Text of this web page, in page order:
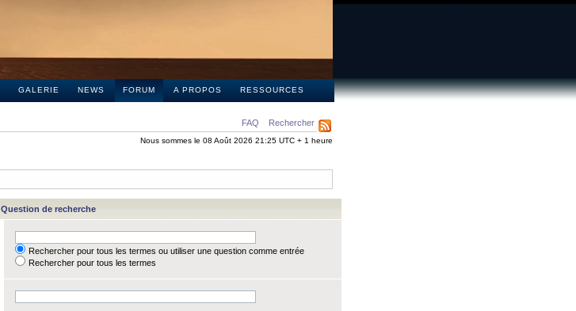
GALERIE NEWS FORUM A PROPOS RESSOURCES
FAQ Rechercher
Nous sommes le 08 Août 2026 21:25 UTC + 1 heure
Question de recherche
Rechercher pour tous les termes ou utiliser une question comme entrée
Rechercher pour tous les termes